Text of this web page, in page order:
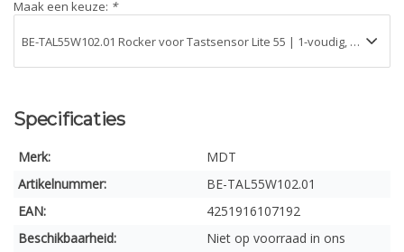
Maak een keuze: *
Specificaties
Merk:
MDT
Artikelnummer:
BE-TAL55W102.01
EAN:
4251916107192
Beschikbaarheid:
Niet op voorraad in ons